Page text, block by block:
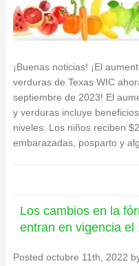
¡Buenas noticias! ¡El
verduras de Texas WIC
septiembre de 2023! El
y verduras incluye
niveles: Los niños reciben
embarazadas, posparto y
Los cambios en la
entran en vigencia el
Posted octubre 11th, 2022